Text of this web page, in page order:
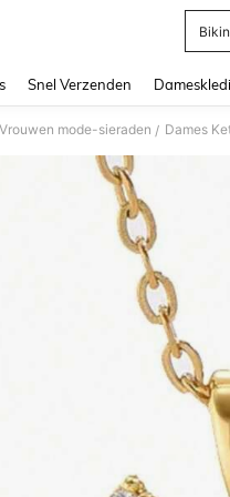
Snel Verzenden
Vrouwen mode-sieraden / Dames